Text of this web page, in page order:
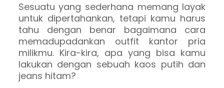
Sesuatu yang sederhana memang layak
untuk dipertahankan, tetapi kamu harus
tahu dengan benar bagaimana cara
memadupadankan outfit kantor pria
milikmu. Kira-kira, apa yang bisa kamu
lakukan dengan sebuah kaos putih dan
jeans hitam?